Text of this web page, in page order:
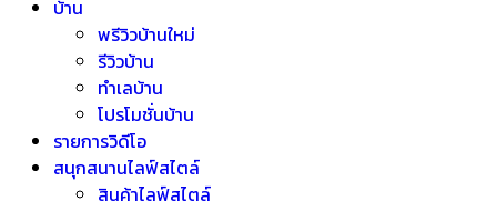
บ้าน
พรีวิวบ้านใหม่
รีวิวบ้าน
ทำเลบ้าน
โปรโมชั่นบ้าน
รายการวิดีโอ
สนุกสนานไลฟ์สไตล์
สินค้าไลฟ์สไตล์